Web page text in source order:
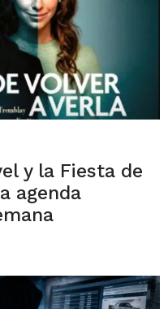
y la Fiesta de
agenda